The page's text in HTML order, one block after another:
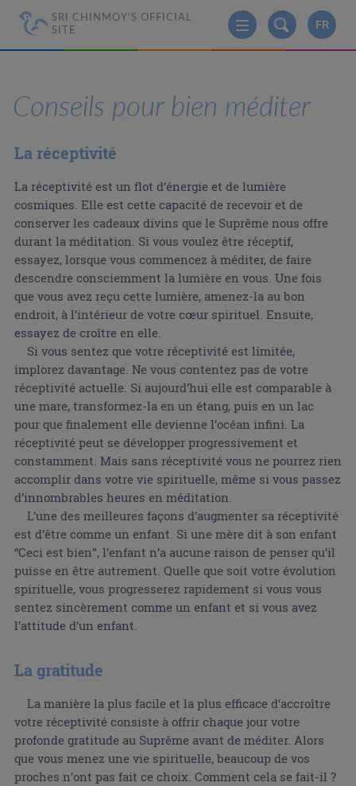
SRI CHINMOY'S OFFICIAL
SITE
FR
Conseils pour bien méditer
La réceptivité
La réceptivité est un flot d’énergie et de lumière
cosmiques. Elle est cette capacité de recevoir et de
conserver les cadeaux divins que le Suprême nous offre
durant la méditation. Si vous voulez être réceptif,
essayez, lorsque vous commencez à méditer, de faire
descendre consciemment la lumière en vous. Une fois
que vous avez reçu cette lumière, amenez-la au bon
endroit, à l’intérieur de votre cœur spirituel. Ensuite,
essayez de croître en elle.
Si vous sentez que votre réceptivité est limitée,
implorez davantage. Ne vous contentez pas de votre
réceptivité actuelle. Si aujourd’hui elle est comparable à
une mare, transformez-la en un étang, puis en un lac
pour que finalement elle devienne l’océan infini. La
réceptivité peut se développer progressivement et
constamment. Mais sans réceptivité vous ne pourrez rien
accomplir dans votre vie spirituelle, même si vous passez
d’innombrables heures en méditation.
L’une des meilleures façons d’augmenter sa réceptivité
est d’être comme un enfant. Si une mère dit à son enfant
“Ceci est bien”, l’enfant n’a aucune raison de penser qu’il
puisse en être autrement. Quelle que soit votre évolution
spirituelle, vous progresserez rapidement si vous vous
sentez sincèrement comme un enfant et si vous avez
l’attitude d’un enfant.
La gratitude
La manière la plus facile et la plus efficace d’accroître
votre réceptivité consiste à offrir chaque jour votre
profonde gratitude au Suprême avant de méditer. Alors
que vous menez une vie spirituelle, beaucoup de vos
proches n’ont pas fait ce choix. Comment cela se fait-il ?